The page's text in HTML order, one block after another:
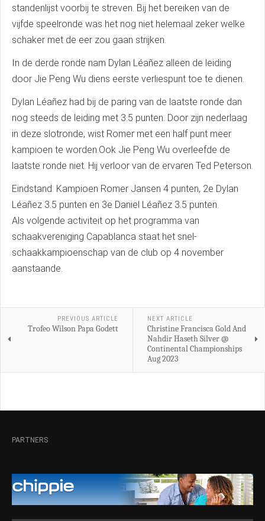
standenlijst voorbij te streven. Bij het bereiken van de
vijfde speelronde was het nog niet helemaal zeker welke
schaker met de eer zou gaan strijken.
In de derde ronde nam Dylan Léañez alleen de leiding
door Jie Peng Wu diens eerste verliespunt toe te dienen.
Dylan Léañez had bij de paring van de laatste ronde dan
nog steeds de leiding met 3.5 punten. Door zijn nederlaag
in deze slotronde, wist Romer met een half punt meer
kampioen te worden.Ook Jie Peng Wu overleefde de
laatste ronde niet. Hij verloor van de ervaren Ted Peterson.
Eindstand: Kampioen Romer Jansen 4 punten, 2e Dylan
Léañez 3.5 punten en 3e Daniel Léañez 3.5 punten.
Als volgende activiteit op het programma van
schaakvereniging Capablanca staat het snel-
schaakkampioenschap van de club op 4 november
aanstaande.
PREVIOUS ARTICLE
Trofeo Wilson Papa Godett
NEXT ARTICLE
Christine Francisca Gold And
Nahdir Haseth Silver @
Continental Championships
Aug 2023
PARTNERS